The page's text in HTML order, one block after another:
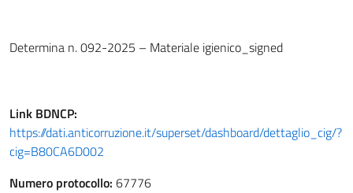
Determina n. 092-2025 – Materiale igienico_signed
Link BDNCP:
https://dati.anticorruzione.it/superset/dashboard/dettaglio_cig/?
cig=B80CA6D002
Numero protocollo: 67776